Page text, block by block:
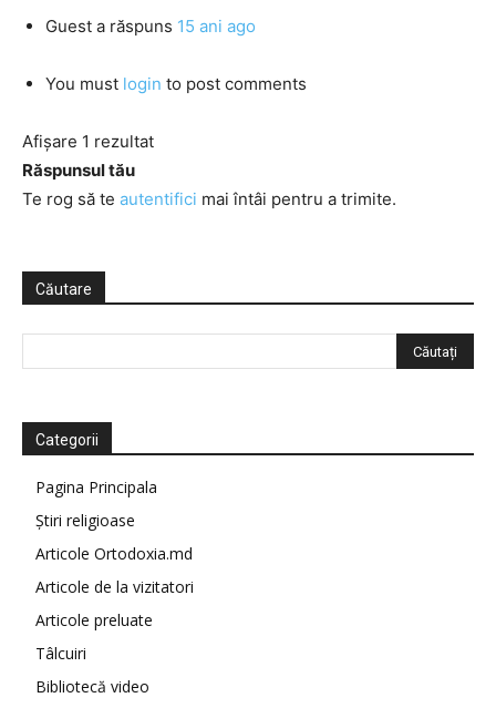
Guest a răspuns 15 ani ago
You must login to post comments
Afișare 1 rezultat
Răspunsul tău
Te rog să te autentifici mai întâi pentru a trimite.
Căutare
Categorii
Pagina Principala
Știri religioase
Articole Ortodoxia.md
Articole de la vizitatori
Articole preluate
Tâlcuiri
Bibliotecă video